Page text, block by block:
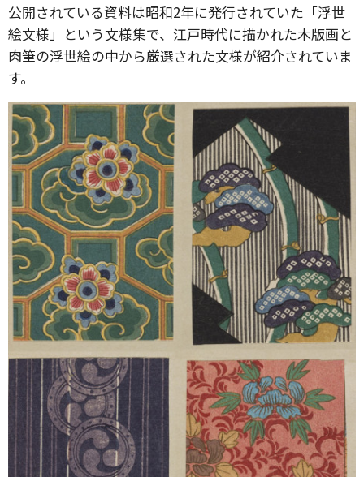
公開されている資料は昭和2年に発行されていた「浮世
絵文様」という文様集で、江戸時代に描かれた木版画と
肉筆の浮世絵の中から厳選された文様が紹介されていま
す。